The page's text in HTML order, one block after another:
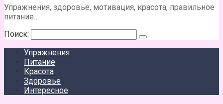
Упражнения, здоровье, мотивация, красота, правильное
питание…
Поиск:
Упражнения
Питание
Красота
Здоровье
Интересное